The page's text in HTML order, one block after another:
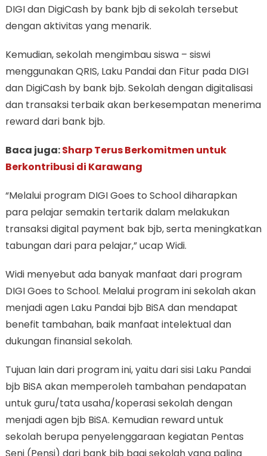
DIGI dan DigiCash by bank bjb di sekolah tersebut
dengan aktivitas yang menarik.
Kemudian, sekolah mengimbau siswa – siswi
menggunakan QRIS, Laku Pandai dan Fitur pada DIGI
dan DigiCash by bank bjb. Sekolah dengan digitalisasi
dan transaksi terbaik akan berkesempatan menerima
reward dari bank bjb.
Baca juga:Sharp Terus Berkomitmen untuk
Berkontribusi di Karawang
“Melalui program DIGI Goes to School diharapkan
para pelajar semakin tertarik dalam melakukan
transaksi digital payment bak bjb, serta meningkatkan
tabungan dari para pelajar,” ucap Widi.
Widi menyebut ada banyak manfaat dari program
DIGI Goes to School. Melalui program ini sekolah akan
menjadi agen Laku Pandai bjb BiSA dan mendapat
benefit tambahan, baik manfaat intelektual dan
dukungan finansial sekolah.
Tujuan lain dari program ini, yaitu dari sisi Laku Pandai
bjb BiSA akan memperoleh tambahan pendapatan
untuk guru/tata usaha/koperasi sekolah dengan
menjadi agen bjb BiSA. Kemudian reward untuk
sekolah berupa penyelenggaraan kegiatan Pentas